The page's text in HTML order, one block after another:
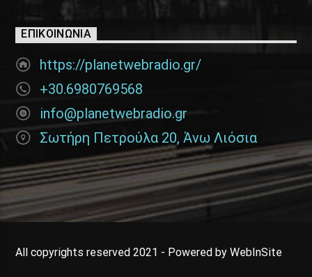
ΕΠΙΚΟΙΝΩΝΊΑ
https://planetwebradio.gr/
+30.6980769568
info@planetwebradio.gr
Σωτήρη Πετρούλα 20, Άνω Λιόσια
All copyrights reserved 2021 - Powered by WebInSite